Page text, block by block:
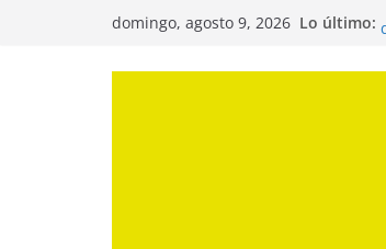
domingo, agosto 9, 2026 Lo último: